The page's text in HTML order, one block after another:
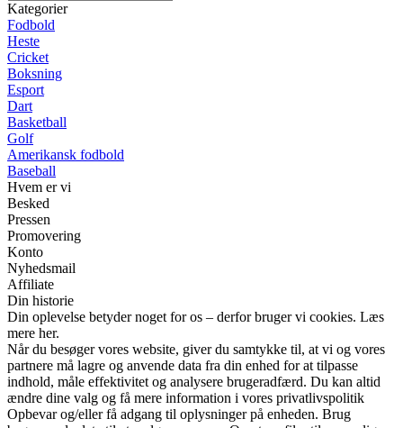
Kategorier
Fodbold
Heste
Cricket
Boksning
Esport
Dart
Basketball
Golf
Amerikansk fodbold
Baseball
Hvem er vi
Besked
Pressen
Promovering
Konto
Nyhedsmail
Affiliate
Din historie
Din oplevelse betyder noget for os – derfor bruger vi cookies. Læs
mere her.
Når du besøger vores website, giver du samtykke til, at vi og vores
partnere må lagre og anvende data fra din enhed for at tilpasse
indhold, måle effektivitet og analysere brugeradfærd. Du kan altid
ændre dine valg og få mere information i vores privatlivspolitik
Opbevar og/eller få adgang til oplysninger på enheden. Brug